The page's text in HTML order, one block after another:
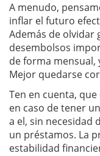
A menudo,
inflar el futuro
Además de olvidar
desembolsos
de forma
Mejor quedarse
Ten en cuenta,
en caso de tener
a el, sin necesidad
un préstamos. La
estabilidad